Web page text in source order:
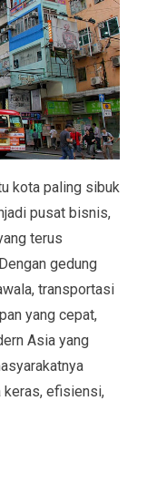
kota paling sibuk
pusat bisnis,
terus
gedung
transportasi
yang cepat,
Asia yang
keras, efisiensi,